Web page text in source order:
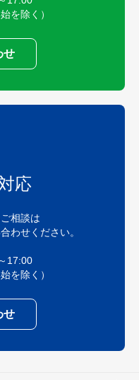
を除く）
せ
応
相談は
わせください。
17:00
を除く）
せ